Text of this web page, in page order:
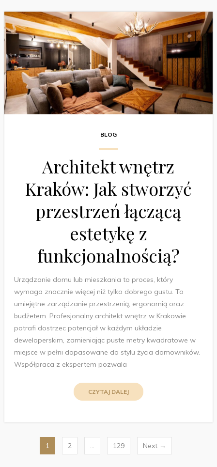
BLOG
Architekt wnętrz
Kraków: Jak stworzyć
przestrzeń łączącą
estetykę z
funkcjonalnością?
Urządzanie domu lub mieszkania to proces, który
wymaga znacznie więcej niż tylko dobrego gustu. To
umiejętne zarządzanie przestrzenią, ergonomią oraz
budżetem. Profesjonalny architekt wnętrz w Krakowie
potrafi dostrzec potencjał w każdym układzie
deweloperskim, zamieniając puste metry kwadratowe w
miejsce w pełni dopasowane do stylu życia domowników.
Współpraca z ekspertem pozwala
CZYTAJ DALEJ
Stronicowanie
wpisów
1 2 … 129 Next →